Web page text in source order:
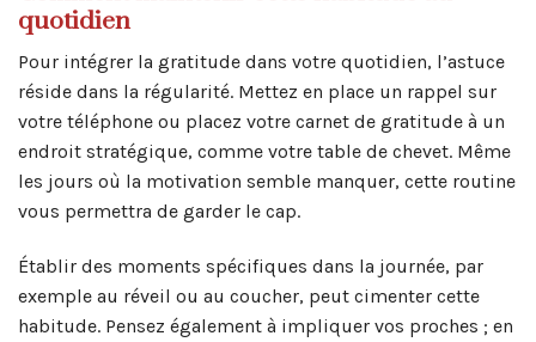
quotidien
Pour intégrer la gratitude dans votre quotidien, l’astuce
réside dans la régularité. Mettez en place un rappel sur
votre téléphone ou placez votre carnet de gratitude à un
endroit stratégique, comme votre table de chevet. Même
les jours où la motivation semble manquer, cette routine
vous permettra de garder le cap.
Établir des moments spécifiques dans la journée, par
exemple au réveil ou au coucher, peut cimenter cette
habitude. Pensez également à impliquer vos proches ; en